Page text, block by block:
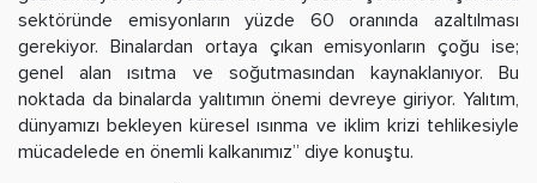
sektöründe emisyonların yüzde 60 oranında azaltılması
gerekiyor. Binalardan ortaya çıkan emisyonların çoğu ise;
genel alan ısıtma ve soğutmasından kaynaklanıyor. Bu
noktada da binalarda yalıtımın önemi devreye giriyor. Yalıtım,
dünyamızı bekleyen küresel ısınma ve iklim krizi tehlikesiyle
mücadelede en önemli kalkanımız” diye konuştu.